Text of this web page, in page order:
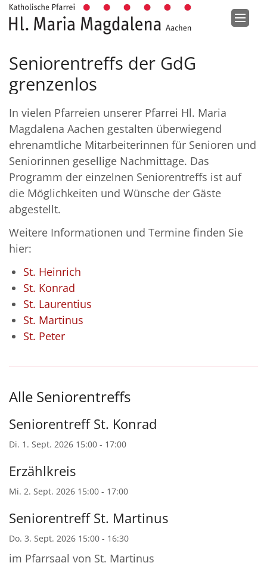
Zum Inhalt springen
Seniorentreffs der GdG
grenzenlos
In vielen Pfarreien unserer Pfarrei Hl. Maria
Magdalena Aachen gestalten überwiegend
ehrenamtliche Mitarbeiterinnen für Senioren und
Seniorinnen gesellige Nachmittage. Das
Programm der einzelnen Seniorentreffs ist auf
die Möglichkeiten und Wünsche der Gäste
abgestellt.
Weitere Informationen und Termine finden Sie
hier:
St. Heinrich
St. Konrad
St. Laurentius
St. Martinus
St. Peter
Alle Seniorentreffs
Seniorentreff St. Konrad
Di. 1. Sept. 2026 15:00 - 17:00
Erzählkreis
Mi. 2. Sept. 2026 15:00 - 17:00
Seniorentreff St. Martinus
Do. 3. Sept. 2026 15:00 - 16:30
im Pfarrsaal von St. Martinus